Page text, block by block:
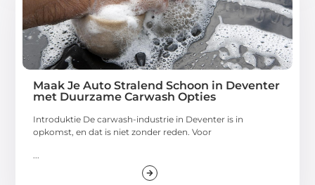
Maak Je Auto Stralend Schoon in Deventer
met Duurzame Carwash Opties
Introduktie De carwash-industrie in Deventer is in
opkomst, en dat is niet zonder reden. Voor